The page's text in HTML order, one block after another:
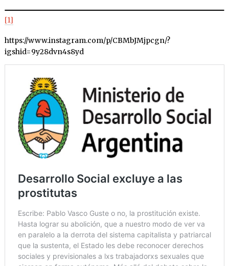
[1]
https://www.instagram.com/p/CBMbJMjpcgn/?
igshid=9y28dvn4s8yd